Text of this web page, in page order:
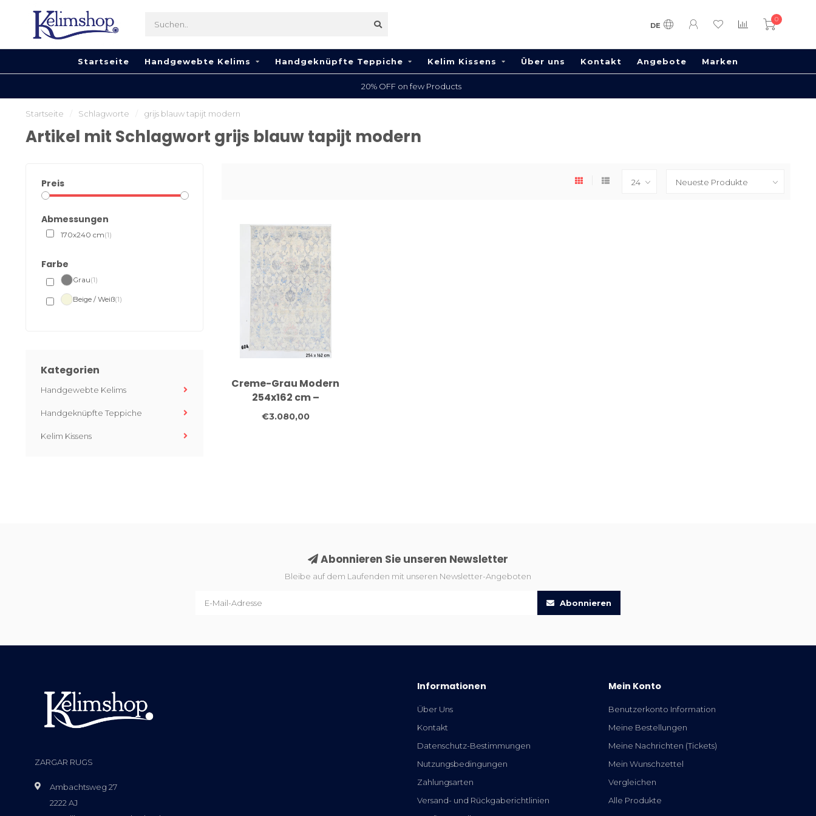
DE
0
Startseite Handgewebte Kelims Handgeknüpfte Teppiche Kelim Kissens Über uns Kontakt Angebote Marken
20% OFF on few Products
Startseite Schlagworte grijs blauw tapijt modern
Artikel mit Schlagwort grijs blauw tapijt modern
Preis
Abmessungen
170x240 cm(1)
Farbe
Grau(1)
Beige / Weiß(1)
Kategorien
Handgewebte Kelims
Handgeknüpfte Teppiche
Kelim Kissens
Creme-Grau Modern
254x162 cm –
Handgeknüpfter
Wollteppich
€3.080,00
Abonnieren Sie unseren Newsletter
Bleibe auf dem Laufenden mit unseren Newsletter-Angeboten
Abonnieren
ZARGAR RUGS
Ambachtsweg 27
2222 AJ
Informationen
Über Uns
Kontakt
Datenschutz-Bestimmungen
Nutzungsbedingungen
Zahlungsarten
Versand- und Rückgaberichtlinien
Mein Konto
Benutzerkonto Information
Meine Bestellungen
Meine Nachrichten (Tickets)
Mein Wunschzettel
Vergleichen
Alle Produkte